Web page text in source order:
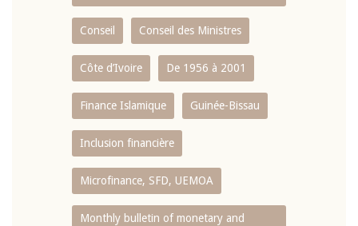
Conseil Conseil des Ministres
Côte d’Ivoire De 1956 à 2001
Finance Islamique Guinée-Bissau
Inclusion financière
Microfinance, SFD, UEMOA
Monthly bulletin of monetary and